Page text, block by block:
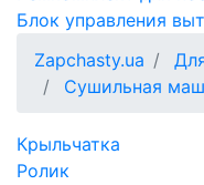
Блок управления
Zapchasty.ua
Сушильная
Крыльчатка
Ролик